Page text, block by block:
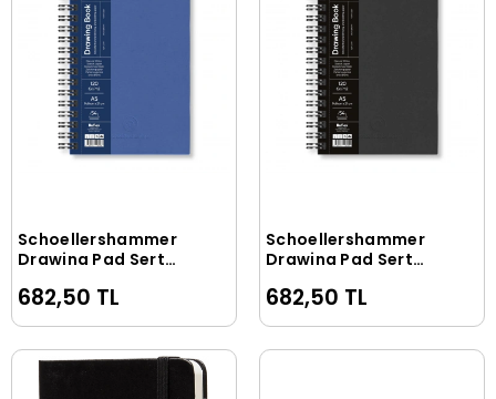
Sepete Ekle
Schoellershammer
Drawing Pad Sert
Defteri 120 gr. A5 54
682,50 TL
Sepete Ekle
Schoellershammer
Drawing Pad Sert
Defteri 120 gr. A5 54
682,50 TL